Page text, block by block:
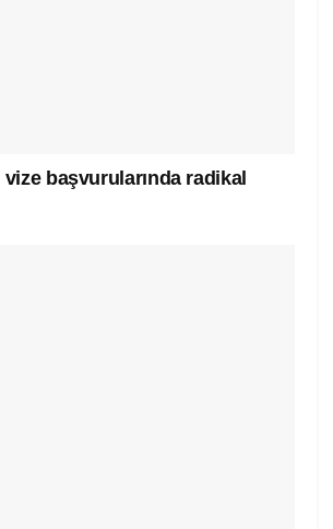
vize başvurularında radikal